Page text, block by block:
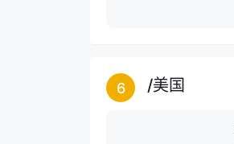
6 /美国